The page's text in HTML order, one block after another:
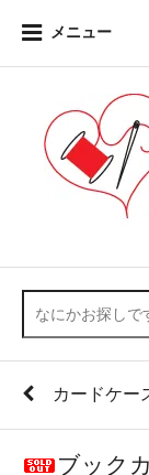
メニュー
カードケー
ブック